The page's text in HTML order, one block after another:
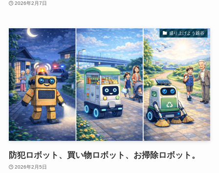
2026年2月7日
盛り上げよう越谷
防犯ロボット、買い物ロボット、お掃除ロボット。
2026年2月5日